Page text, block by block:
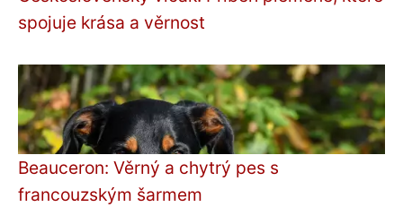
spojuje krása a věrnost
Beauceron: Věrný a chytrý pes s
francouzským šarmem